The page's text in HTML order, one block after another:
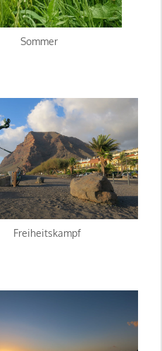
Sommer
Freiheitskampf